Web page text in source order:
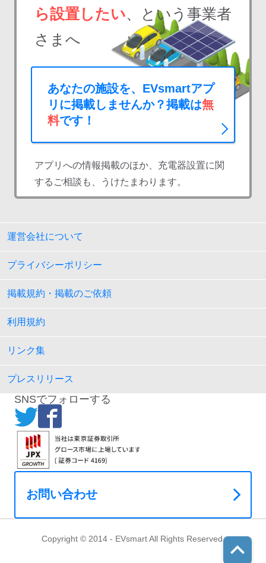
ら設置したい、という事業者
さまへ
あなたの施設を、EVsmartアプ
リに掲載しませんか？掲載は無
料です！
アプリへの情報掲載のほか、充電器設置に関
するご相談も、うけたまわります。
運営会社について
プライバシーポリシー
掲載規約・掲載のご依頼
利用規約
リンク集
プレスリリース
SNSでフォローする
お問い合わせ
Copyright © 2014 - EVsmart All Rights Reserved.